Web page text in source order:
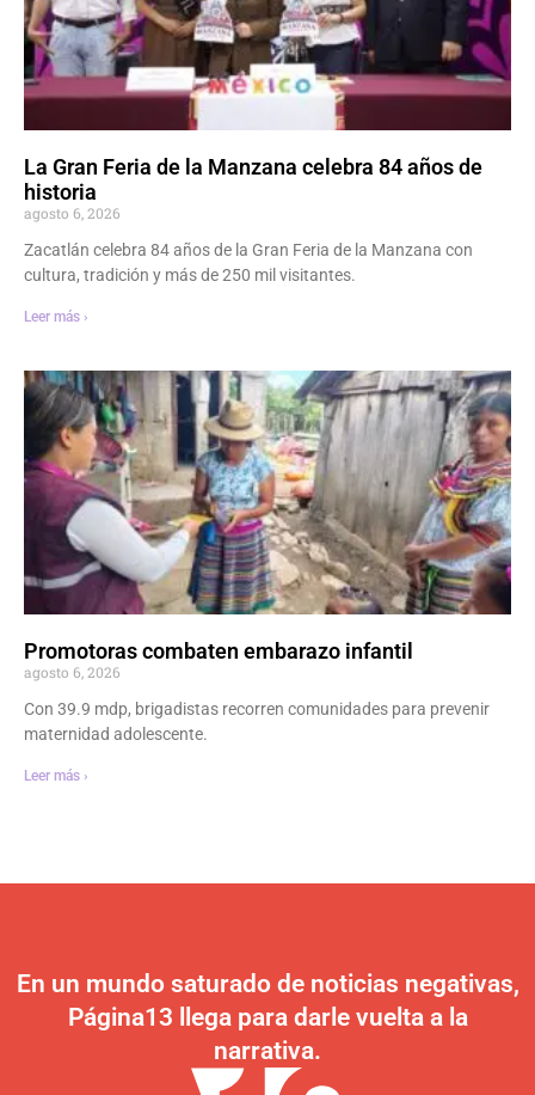
La Gran Feria de la Manzana celebra 84 años de
historia
agosto 6, 2026
Zacatlán celebra 84 años de la Gran Feria de la Manzana con
cultura, tradición y más de 250 mil visitantes.
Leer más ›
Promotoras combaten embarazo infantil
agosto 6, 2026
Con 39.9 mdp, brigadistas recorren comunidades para prevenir
maternidad adolescente.
Leer más ›
En un mundo saturado de noticias negativas,
Página13 llega para darle vuelta a la
narrativa.